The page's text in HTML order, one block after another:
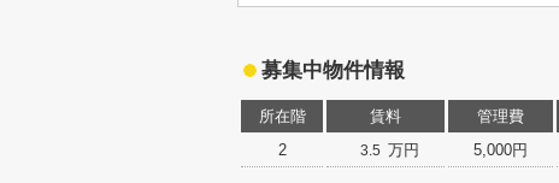
募集中物件情報
所在階 賃料 管理費
2
3.5 万円 5,000円